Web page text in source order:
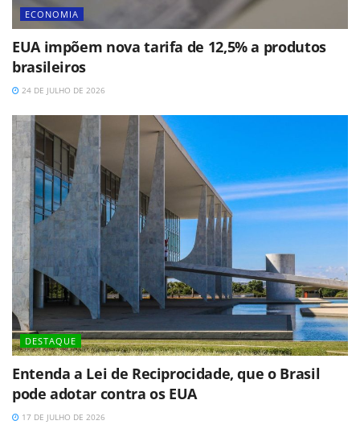
ECONOMIA
EUA impõem nova tarifa de 12,5% a produtos
brasileiros
24 DE JULHO DE 2026
DESTAQUE
Entenda a Lei de Reciprocidade, que o Brasil
pode adotar contra os EUA
17 DE JULHO DE 2026